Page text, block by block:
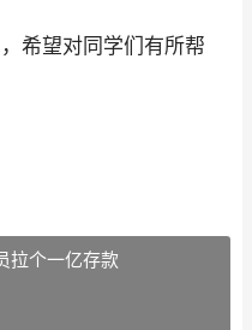
希望对同学们有所帮
拉个一亿存款